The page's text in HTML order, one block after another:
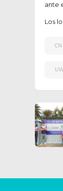
ante
Los
CN